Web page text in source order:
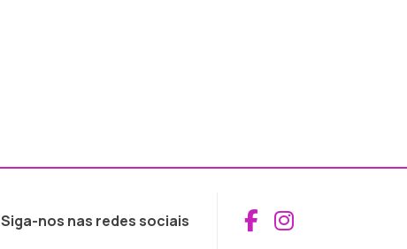
Siga-nos nas redes sociais Aceder ao
Aceder ao